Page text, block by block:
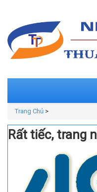
Trang Chủ >
Rất tiếc, trang